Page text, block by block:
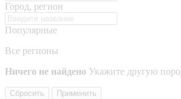
Город, регион
Популярные
Все регионы
Ничего не найдено Укажите другую
Сбросить
Применить